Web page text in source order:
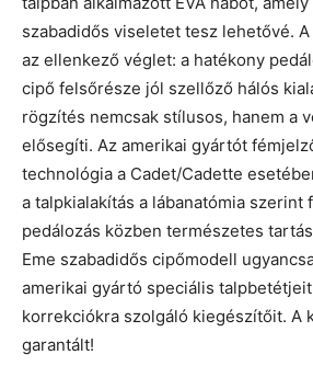
szabadidős viseletet tesz lehetővé.
az ellenkező véglet: a hatékony
cipő felsőrésze jól szellőző hálós
rögzítés nemcsak stílusos, hanem a
elősegíti. Az amerikai gyártót
technológia a Cadet/Cadette
a talpkialakítás a lábanatómia szerint
pedálozás közben természetes
Eme szabadidős cipőmodell
amerikai gyártó speciális
korrekciókra szolgáló kiegészítőit. A
garantált!